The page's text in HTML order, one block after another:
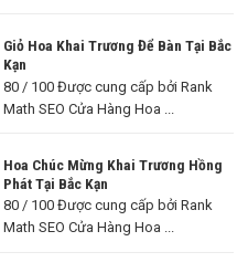
Giỏ Hoa Khai Trương Để Bàn Tại Bắc
Kạn
80 / 100 Được cung cấp bởi Rank
Math SEO Cửa Hàng Hoa ...
Hoa Chúc Mừng Khai Trương Hồng
Phát Tại Bắc Kạn
80 / 100 Được cung cấp bởi Rank
Math SEO Cửa Hàng Hoa ...